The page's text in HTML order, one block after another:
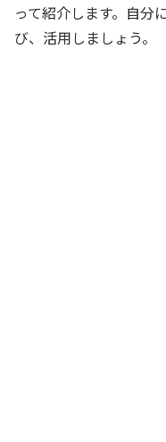
って紹介します。自分
び、活用しましょう。